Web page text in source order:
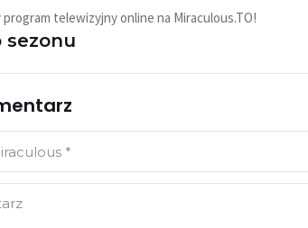
nie jest obecnie dostępny
ponownie
telewizyjny online na Miraculous.TO!
sezonu